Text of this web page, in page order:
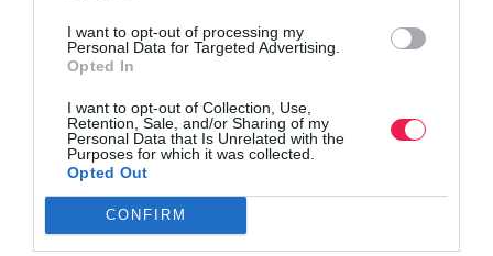
I want to opt-out of processing my
Personal Data for Targeted Advertising.
Opted In
I want to opt-out of Collection, Use,
Retention, Sale, and/or Sharing of my
Personal Data that Is Unrelated with the
Purposes for which it was collected.
Opted Out
CONFIRM